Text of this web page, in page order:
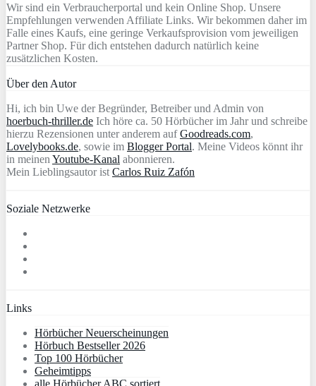
Wir sind ein Verbraucherportal und kein Online Shop. Unsere
Empfehlungen verwenden Affiliate Links. Wir bekommen daher im
Falle eines Kaufs, eine geringe Verkaufsprovision vom jeweiligen
Partner Shop. Für dich entstehen dadurch natürlich keine
zusätzlichen Kosten.
Über den Autor
Hi, ich bin Uwe der Begründer, Betreiber und Admin von
hoerbuch-thriller.de Ich höre ca. 50 Hörbücher im Jahr und schreibe
hierzu Rezensionen unter anderem aufGoodreads.com,
Lovelybooks.de, sowie im Blogger Portal. Meine Videos könnt ihr
in meinen Youtube-Kanal abonnieren.
Mein Lieblingsautor ist Carlos Ruiz Zafón
Soziale Netzwerke
Links
Hörbücher Neuerscheinungen
Hörbuch Bestseller 2026
Top 100 Hörbücher
Geheimtipps
alle Hörbücher ABC sortiert